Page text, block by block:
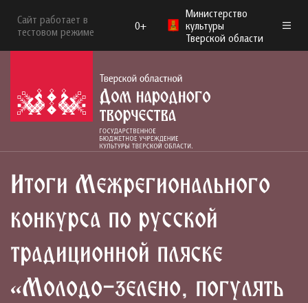
Сайт работает в
тестовом режиме
0+
Министерство
культуры
Тверской области
Итоги Межрегионального
конкурса по русской
традиционной пляске
«Молодо-зелено, погулять